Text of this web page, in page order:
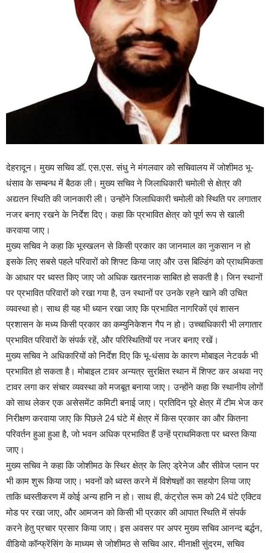
देहरादून। मुख्य सचिव डॉ. एस.एस. संधु ने मंगलवार को सचिवालय में जोशीमठ भू-
धंसाव के सम्बन्ध में बैठक ली। मुख्य सचिव ने जिलाधिकारी चमोली से क्षेत्र की
अद्यतन स्थिति की जानकारी ली। उन्होंने जिलाधिकारी चमोली को स्थिति पर लगातार
नजर बनाए रखने के निर्देश दिए। कहा कि प्रभावित क्षेत्र को पूर्ण रूप से खाली
करवाया जाए।
मुख्य सचिव ने कहा कि भूस्खलन से किसी प्रकार का जानमाल का नुकसान न हो
इसके लिए सबसे पहले परिवारों को शिफ्ट किया जाए और उस बिल्डिंग को प्राथमिकता
के आधार पर ध्वस्त किए जाए जो अधिक खतरनाक साबित हो सकती है। जिन स्थानों
पर प्रभावित परिवारों को रखा गया है, उन स्थानों पर उनके रहने खाने की उचित
व्यवस्था हो। साथ ही यह भी ध्यान रखा जाए कि प्रभावित नागरिकों एवं शासन
प्रशासन के मध्य किसी प्रकार का कम्युनिकेशन गैप न हो। उच्चाधिकारी भी लगातार
प्रभावित परिवारों के संपर्क रहें, और परिस्थितियों पर नजर बनाए रखें।
मुख्य सचिव ने अधिकारियों को निर्देश दिए कि भू-धंसाव के कारण मोबाइल नेटवर्क भी
प्रभावित हो सकता है। मोबाइल टावर अन्यत्र सुरक्षित स्थान में शिफ्ट कर अथवा नए
टावर लगा कर संचार व्यवस्था को मजबूत बनाया जाए। उन्होंने कहा कि स्थानीय लोगों
को साथ लेकर एक असेसमेंट कमिटी बनाई जाए। प्रतिदिन पूरे क्षेत्र में टीम भेज कर
निरीक्षण करवाया जाए कि पिछले 24 घंटे में क्षेत्र में किस प्रकार का और कितना
परिवर्तन हुआ हुआ है, जो भवन अधिक प्रभावित हैं उन्हें प्राथमिकता पर ध्वस्त किया
जाए।
मुख्य सचिव ने कहा कि जोशीमठ के स्थिर क्षेत्र के लिए ड्रेनेज और सीवेज प्लान पर
भी काम शुरू किया जाए। भवनों को ध्वस्त करने में विशेषज्ञों का सहयोग लिया जाए
ताकि ध्वस्तीकरण में कोई अन्य हानि न हो। साथ ही, कंट्रोल रूम को 24 घंटे एक्टिव
मोड पर रखा जाए, और आमजन को किसी भी प्रकार की आपात स्थिति में संपर्क
करने हेतु प्रचार प्रसार किया जाए। इस अवसर पर अपर मुख्य सचिव आनन्द बर्द्धन,
वीडियो कॉन्फ्रेंसिंग के माध्यम से जोशीमठ से सचिव आर. मीनाक्षी सुंदरम, सचिव